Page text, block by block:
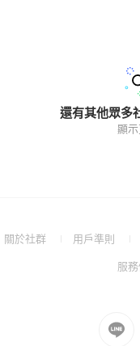
還有其他眾多
顯
關於社群
(Open用戶準則
a
服
Go
to